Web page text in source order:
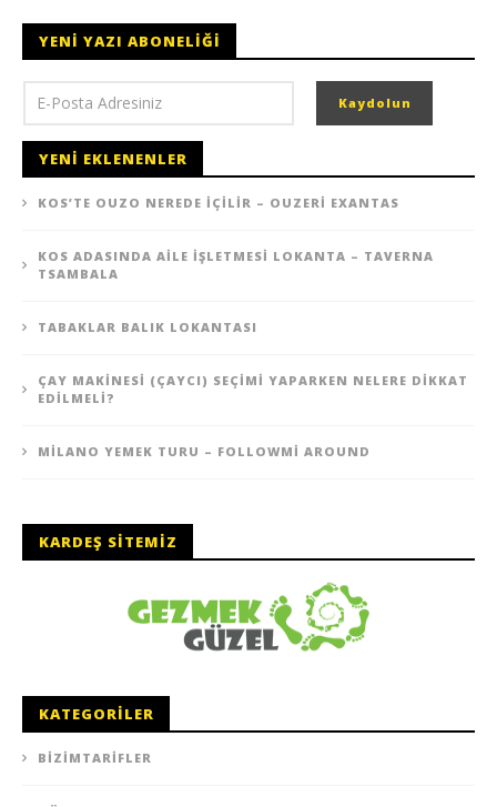
YENI YAZI ABONELIĞI
YENI EKLENENLER
KOS’TE OUZO NEREDE İÇILIR – OUZERI EXANTAS
KOS ADASINDA AILE İŞLETMESI LOKANTA – TAVERNA
TSAMBALA
TABAKLAR BALIK LOKANTASI
ÇAY MAKINESI (ÇAYCI) SEÇIMI YAPARKEN NELERE DIKKAT
EDILMELI?
MILANO YEMEK TURU – FOLLOWMI AROUND
KARDEŞ SITEMIZ
KATEGORILER
BIZIMTARIFLER